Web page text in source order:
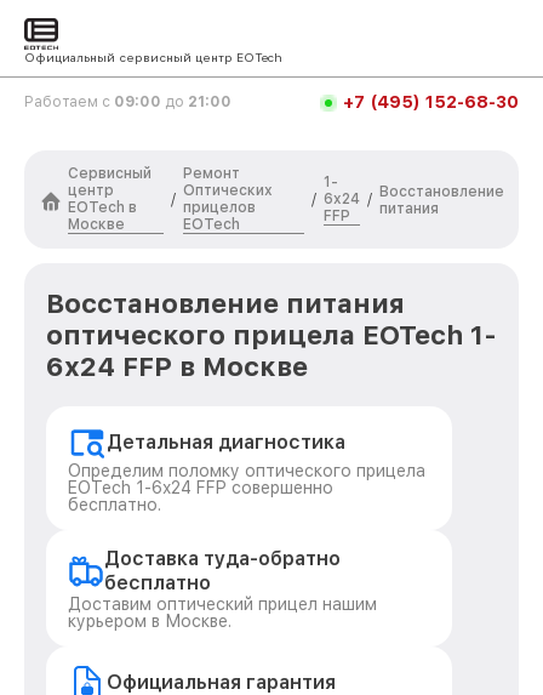
Официальный сервисный центр EOTech
Работаем с 09:00 до 21:00 +7 (495) 152-68-30
Сервисный
центр
EOTech в
Москве
/
Ремонт
Оптических
прицелов
EOTech
/
1-
6x24
FFP
/ Восстановление
питания
Восстановление питания
оптического прицела EOTech 1-
6x24 FFP в Москве
Детальная диагностика
Определим поломку оптического прицела
EOTech 1-6x24 FFP совершенно
бесплатно.
Доставка туда-обратно
бесплатно
Доставим оптический прицел нашим
курьером в Москве.
Официальная гарантия